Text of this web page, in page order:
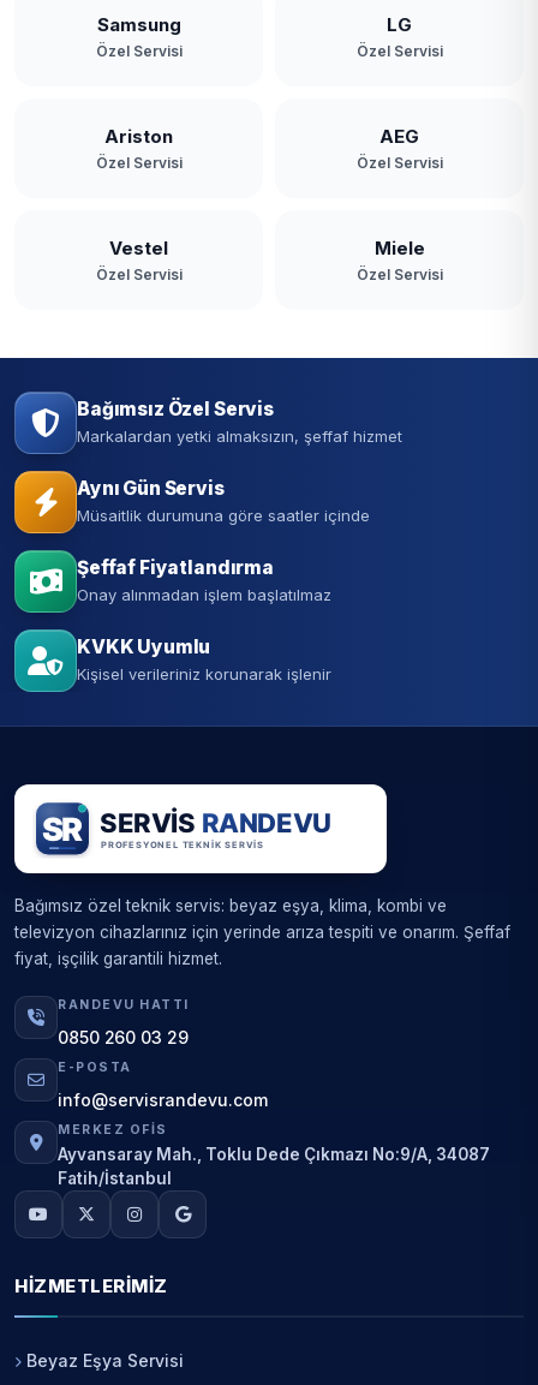
Samsung
Özel Servisi
LG
Özel Servisi
Ariston
Özel Servisi
AEG
Özel Servisi
Vestel
Özel Servisi
Miele
Özel Servisi
Bağımsız Özel Servis
Markalardan yetki almaksızın, şeffaf hizmet
Aynı Gün Servis
Müsaitlik durumuna göre saatler içinde
Şeffaf Fiyatlandırma
Onay alınmadan işlem başlatılmaz
KVKK Uyumlu
Kişisel verileriniz korunarak işlenir
Bağımsız özel teknik servis: beyaz eşya, klima, kombi ve
televizyon cihazlarınız için yerinde arıza tespiti ve onarım. Şeffaf
fiyat, işçilik garantili hizmet.
RANDEVU HATTI
0850 260 03 29
E-POSTA
info@servisrandevu.com
MERKEZ OFIS
Ayvansaray Mah., Toklu Dede Çıkmazı No:9/A, 34087
Fatih/İstanbul
HIZMETLERIMIZ
Beyaz Eşya Servisi